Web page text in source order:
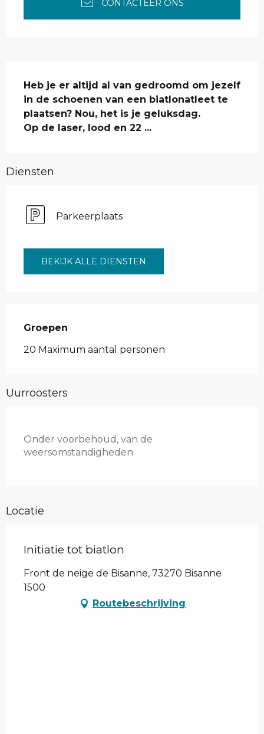
CONTACTEER ONS
Heb je er altijd al van gedroomd om jezelf
in de schoenen van een biatlonatleet te
plaatsen? Nou, het is je geluksdag.
Op de laser, lood en 22 ...
Diensten
Parkeerplaats
BEKIJK ALLE DIENSTEN
Groepen
Groepen
20 Maximum aantal personen
Uurroosters
Onder voorbehoud, van de
weersomstandigheden
Locatie
Initiatie tot biatlon
Front de neige de Bisanne, 73270 Bisanne
1500
Routebeschrijving